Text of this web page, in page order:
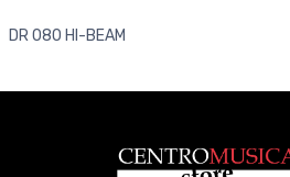
DR 080 HI-BEAM